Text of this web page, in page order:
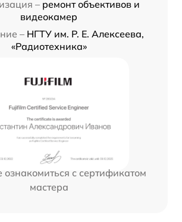
– ремонт объективов и
видеокамер
– НГТУ им. Р. Е. Алексеева,
«Радиотехника»
с сертификатом
мастера